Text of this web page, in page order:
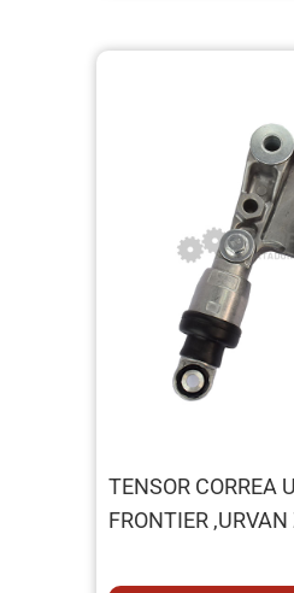
TENSOR CORREA
FRONTIER